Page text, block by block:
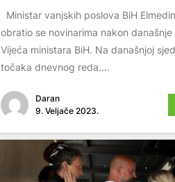
Ministar vanjskih poslova BiH
obratio se novinarima nakon današnje
Vijeća ministara BiH. Na današnjoj
točaka dnevnog reda....
Daran
9. Veljače 2023.